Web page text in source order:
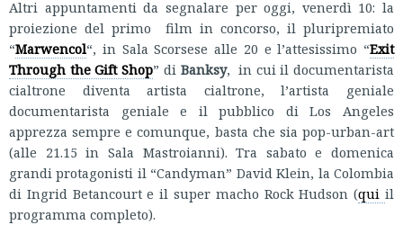
Altri appuntamenti da segnalare per oggi, venerdì 10: la
proiezione del primo film in concorso, il pluripremiato
“Marwencol“, in Sala Scorsese alle 20 e l’attesissimo “Exit
Through the Gift Shop” di Banksy, in cui il documentarista
cialtrone diventa artista cialtrone, l’artista geniale
documentarista geniale e il pubblico di Los Angeles
apprezza sempre e comunque, basta che sia pop-urban-art
(alle 21.15 in Sala Mastroianni). Tra sabato e domenica
grandi protagonisti il “Candyman” David Klein, la Colombia
di Ingrid Betancourt e il super macho Rock Hudson (quiil
programma completo).